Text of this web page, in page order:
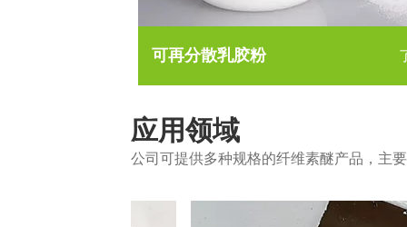
可再分散乳胶粉
应用领域
公司可提供多种规格的纤维素醚产品，主